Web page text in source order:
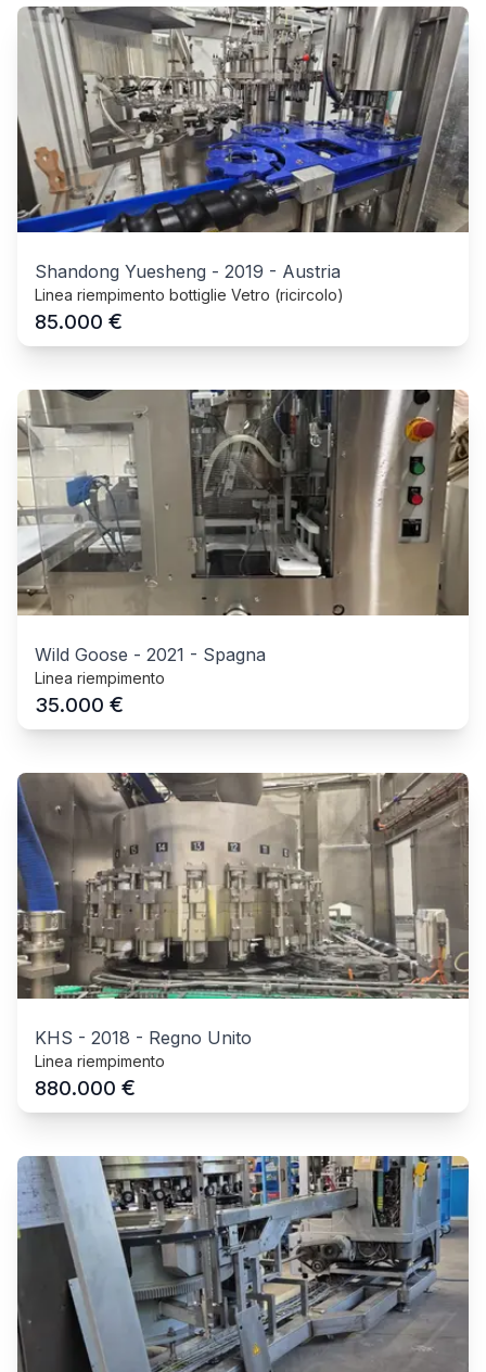
Shandong Yuesheng - 2019 - Austria
Linea riempimento bottiglie Vetro (ricircolo)
85.000 €
Wild Goose - 2021 - Spagna
Linea riempimento
35.000 €
KHS - 2018 - Regno Unito
Linea riempimento
880.000 €